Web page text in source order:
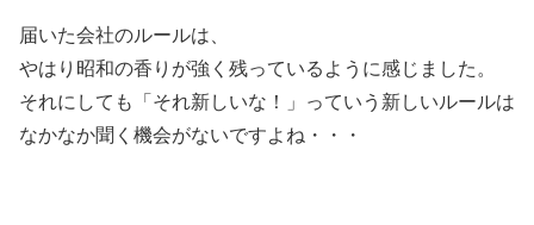
届いた会社のルールは、
やはり昭和の香りが強く残っているように感じました。
それにしても「それ新しいな！」っていう新しいルールは
なかなか聞く機会がないですよね・・・